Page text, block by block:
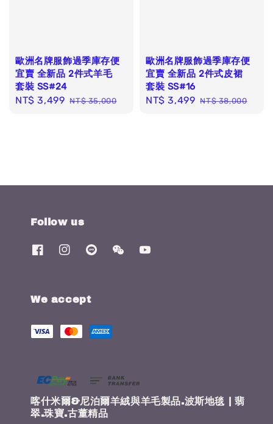
歐洲名牌服飾過季庫存便
宜賣 全新品 2件式羊毛
套裝 SS#24
Sale
NT$ 3,499 Regular
NT$ 35,000
歐洲名牌服飾過季庫存便
宜賣 全新品 2件式皮裙
套裝 SS#16
Sale
NT$ 3,499 Regular
NT$ 38,000
Follow us
We accept
喀什米爾&尼泊爾羊絨與羊毛製品.波斯地毯 | 翡
翠.珠寶.古董精品